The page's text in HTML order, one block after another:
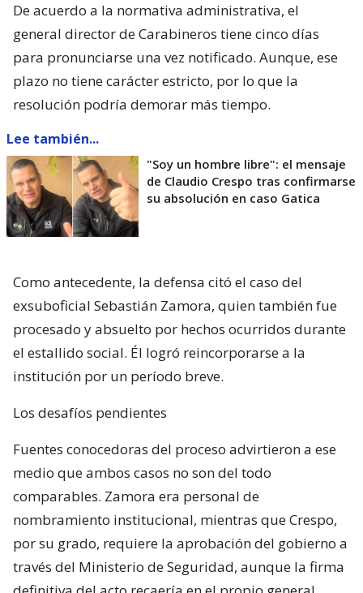
De acuerdo a la normativa administrativa, el
general director de Carabineros tiene cinco días
para pronunciarse una vez notificado. Aunque, ese
plazo no tiene carácter estricto, por lo que la
resolución podría demorar más tiempo.
Lee también...
"Soy un hombre libre": el mensaje
de Claudio Crespo tras confirmarse
su absolución en caso Gatica
Como antecedente, la defensa citó el caso del
exsuboficial Sebastián Zamora, quien también fue
procesado y absuelto por hechos ocurridos durante
el estallido social. Él logró reincorporarse a la
institución por un período breve.
Los desafíos pendientes
Fuentes conocedoras del proceso advirtieron a ese
medio que ambos casos no son del todo
comparables. Zamora era personal de
nombramiento institucional, mientras que Crespo,
por su grado, requiere la aprobación del gobierno a
través del Ministerio de Seguridad, aunque la firma